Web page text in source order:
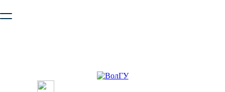
безопасную работу с сайтом. Пожалуйста